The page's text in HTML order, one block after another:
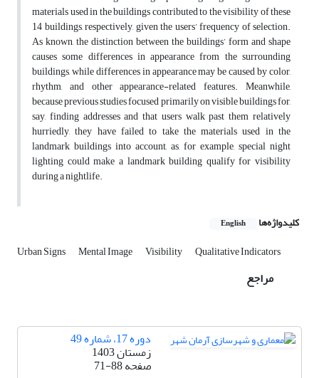
materials used in the buildings contributed to the visibility of these
14 buildings, respectively, given the users’ frequency of selection.
As known, the distinction between the buildings’ form and shape
causes some differences in appearance from the surrounding
buildings, while differences in appearance may be caused by color,
rhythm, and other appearance-related features. Meanwhile,
because previous studies focused primarily on visible buildings for,
say, finding addresses and that users walk past them relatively
hurriedly, they have failed to take the materials used in the
landmark buildings into account, as, for example, special night
lighting could make a landmark building qualify for visibility
during a nightlife.
کلیدواژه‌ها English
Urban Signs Mental Image Visibility Qualitative Indicators
مراجع
دوره 17، شماره 49
زمستان 1403
صفحه71-88